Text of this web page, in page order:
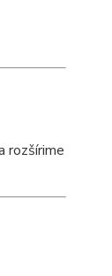
rozšírime